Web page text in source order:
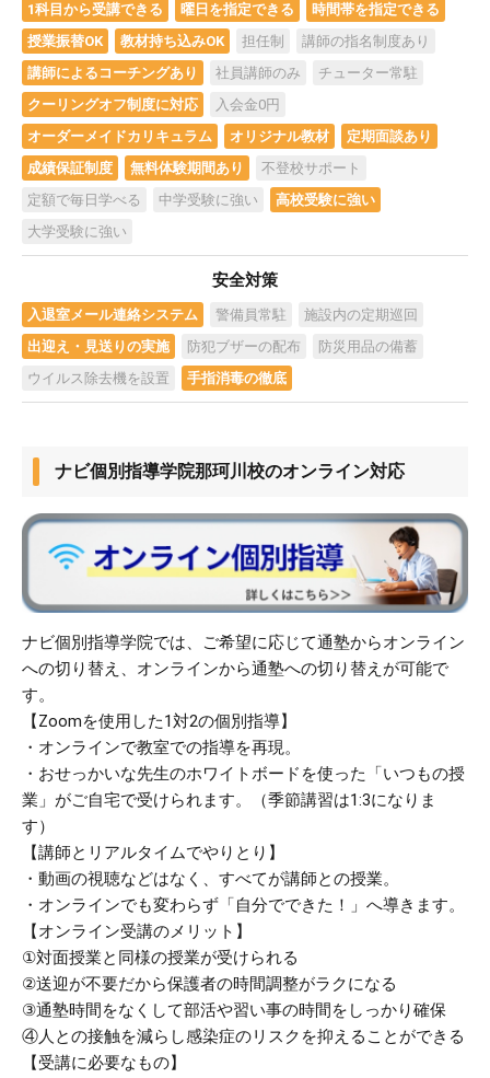
1科目から受講できる 曜日を指定できる
時間帯を指定できる
授業振替OK
教材持ち込みOK 担任制
講師の指名制度あり
講師によるコーチングあり
社員講師のみ
チューター常駐
クーリングオフ制度に対応
入会金0円
オーダーメイドカリキュラム
オリジナル教材
定期面談あり
成績保証制度
無料体験期間あり
不登校サポート
定額で毎日学べる
中学受験に強い
高校受験に強い
大学受験に強い
安全対策
入退室メール連絡システム 警備員常駐
施設内の定期巡回
出迎え・見送りの実施
防犯ブザーの配布
防災用品の備蓄
ウイルス除去機を設置
手指消毒の徹底
ナビ個別指導学院那珂川校のオンライン対応
ナビ個別指導学院では、ご希望に応じて通塾からオンライン
への切り替え、オンラインから通塾への切り替えが可能で
す。
【Zoomを使用した1対2の個別指導】
・オンラインで教室での指導を再現。
・おせっかいな先生のホワイトボードを使った「いつもの授
業」がご自宅で受けられます。（季節講習は1:3になりま
す）
【講師とリアルタイムでやりとり】
・動画の視聴などはなく、すべてが講師との授業。
・オンラインでも変わらず「自分でできた！」へ導きます。
【オンライン受講のメリット】
①対面授業と同様の授業が受けられる
②送迎が不要だから保護者の時間調整がラクになる
③通塾時間をなくして部活や習い事の時間をしっかり確保
④人との接触を減らし感染症のリスクを抑えることができる
【受講に必要なもの】